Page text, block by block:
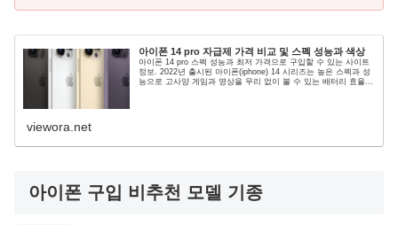
아이폰 14 pro 자급제 가격 비교 및 스펙 성능과 색상
아이폰 14 pro 스펙 성능과 최저 가격으로 구입할 수 있는 사이트
정보. 2022년 출시된 아이폰(iphone) 14 시리즈는 높은 스펙과 성
능으로 고사양 게임과 영상을 무리 없이 볼 수 있는 배터리 효율이
viewora.net
아이폰 구입 비추천 모델 기종